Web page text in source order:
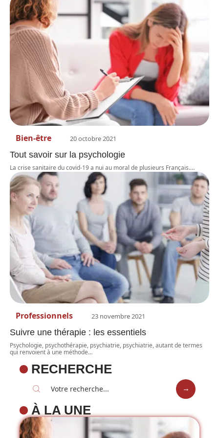
Bien-être 20 octobre 2021
Tout savoir sur la psychologie
La crise sanitaire du covid-19 a nui au moral de plusieurs Français.…
Professionnels 23 novembre 2021
Suivre une thérapie : les essentiels
Psychologie, psychothérapie, psychiatrie, psychiatrie, autant de termes
qui renvoient à une méthode…
RECHERCHE
À LA UNE